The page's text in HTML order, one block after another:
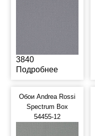
3840
Подробнее
Обои Andrea Rossi
Spectrum Box
54455-12